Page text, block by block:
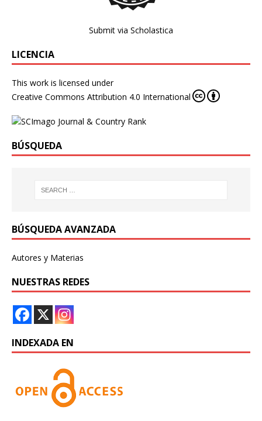
Submit via Scholastica
LICENCIA
This work is licensed under
Creative Commons Attribution 4.0 International
BÚSQUEDA
BÚSQUEDA AVANZADA
Autores y Materias
NUESTRAS REDES
INDEXADA EN